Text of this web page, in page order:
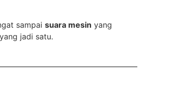
sampai suara mesin yang
yang jadi satu.